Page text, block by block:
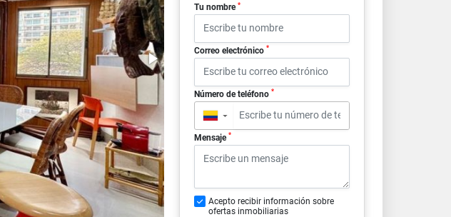
Tu nombre *
Correo electrónico *
Número de teléfono *
▼
Mensaje *
Acepto recibir información sobre
ofertas inmobiliarias